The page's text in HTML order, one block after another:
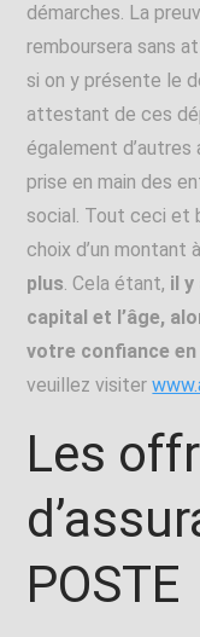
démarches. La
remboursera sans
si on y présente le
attestant de ces
également
prise en main des
social. Tout ceci et
choix d’un montant
plus. Cela étant, il y
capital et l’âge,
votre confiance
veuillez visiter
Les
POSTE